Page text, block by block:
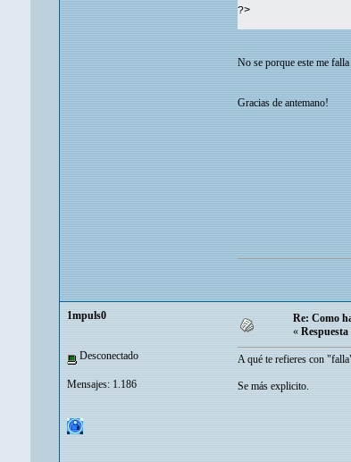
?>
No se porque este me
Gracias de antemano!
1mpuls0
Desconectado
Mensajes: 1.186
Re: Como
« Respuesta
A qué te refieres con
Se más explicito.